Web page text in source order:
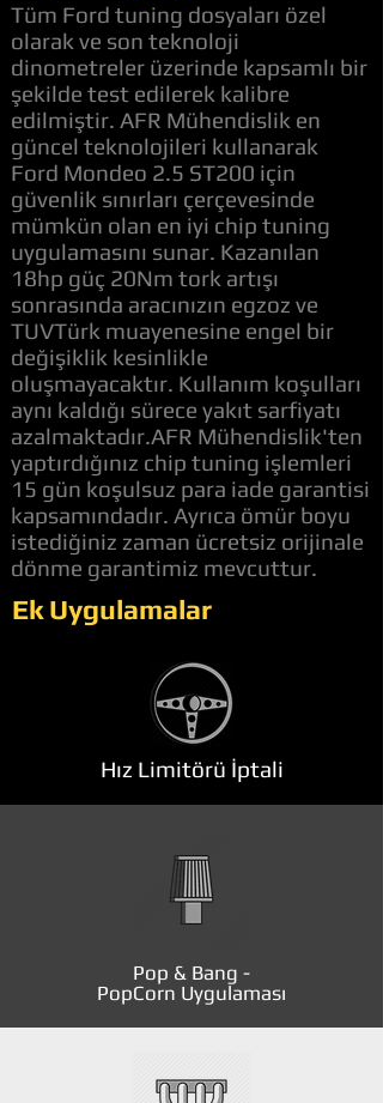
Tüm Ford tuning dosyaları özel
olarak ve son teknoloji
dinometreler üzerinde kapsamlı bir
şekilde test edilerek kalibre
edilmiştir. AFR Mühendislik en
güncel teknolojileri kullanarak
Ford Mondeo 2.5 ST200 için
güvenlik sınırları çerçevesinde
mümkün olan en iyi chip tuning
uygulamasını sunar. Kazanılan
18hp güç 20Nm tork artışı
sonrasında aracınızın egzoz ve
TUVTürk muayenesine engel bir
değişiklik kesinlikle
oluşmayacaktır. Kullanım koşulları
aynı kaldığı sürece yakıt sarfiyatı
azalmaktadır.AFR Mühendislik'ten
yaptırdığınız chip tuning işlemleri
15 gün koşulsuz para iade garantisi
kapsamındadır. Ayrıca ömür boyu
istediğiniz zaman ücretsiz orijinale
dönme garantimiz mevcuttur.
Ek Uygulamalar
Hız Limitörü İptali
Pop & Bang -
PopCorn Uygulaması